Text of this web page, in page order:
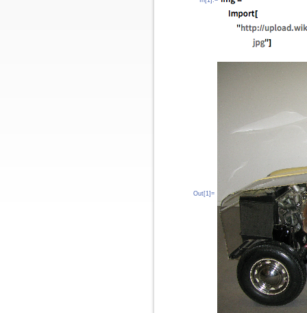
Out[1]=